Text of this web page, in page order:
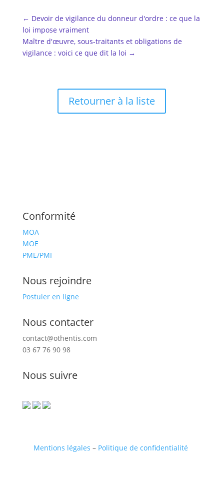
← Devoir de vigilance du donneur d'ordre : ce que la
loi impose vraiment
Maître d'œuvre, sous-traitants et obligations de
vigilance : voici ce que dit la loi →
Retourner à la liste
Conformité
MOA
MOE
PME/PMI
Nous rejoindre
Postuler en ligne
Nous contacter
contact@othentis.com
03 67 76 90 98
Nous suivre
Mentions légales – Politique de confidentialité